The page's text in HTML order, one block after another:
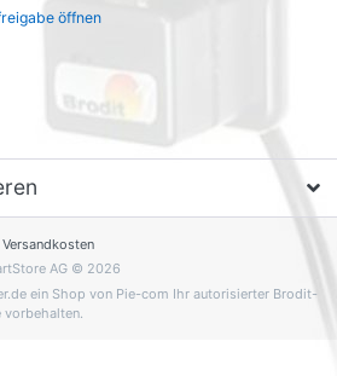
öffnen
Versandkosten
AG © 2026
ein Shop von Pie-com Ihr autorisierter Brodit-